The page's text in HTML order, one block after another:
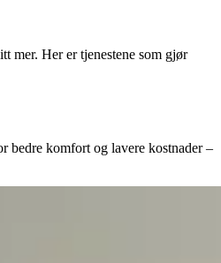
mer. Her er tjenestene som gjør
bedre komfort og lavere kostnader –